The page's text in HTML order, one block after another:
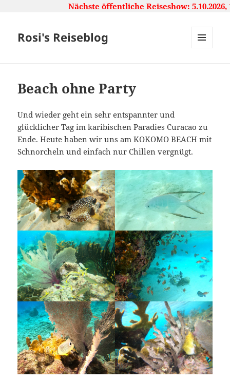
Nächste öffentliche Reiseshow:
Rosi's Reiseblog
Beach ohne Party
Und wieder geht ein sehr entspannter und
glücklicher Tag im karibischen Paradies Curacao zu
Ende. Heute haben wir uns am KOKOMO BEACH mit
Schnorcheln und einfach nur Chillen vergnügt.